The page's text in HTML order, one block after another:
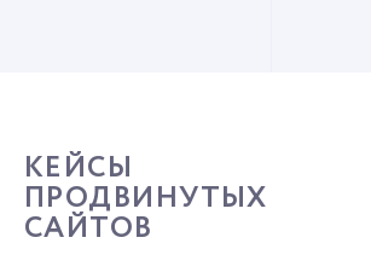
КЕЙСЫ
ПРОДВИНУТЫХ
САЙТОВ